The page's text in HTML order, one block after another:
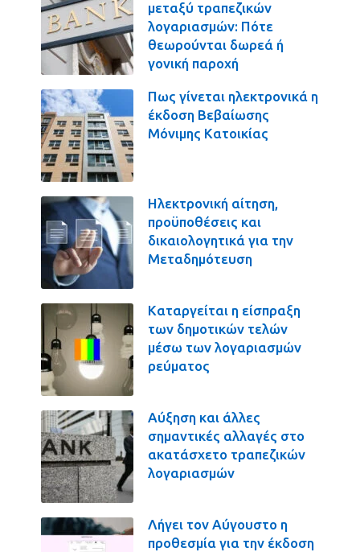
μεταξύ τραπεζικών
λογαριασμών: Πότε
θεωρούνται δωρεά ή
γονική παροχή
Πως γίνεται ηλεκτρονικά η
έκδοση Βεβαίωσης
Μόνιμης Κατοικίας
Ηλεκτρονική αίτηση,
προϋποθέσεις και
δικαιολογητικά για την
Μεταδημότευση
Καταργείται η είσπραξη
των δημοτικών τελών
μέσω των λογαριασμών
ρεύματος
Αύξηση και άλλες
σημαντικές αλλαγές στο
ακατάσχετο τραπεζικών
λογαριασμών
Λήγει τον Αύγουστο η
προθεσμία για την έκδοση